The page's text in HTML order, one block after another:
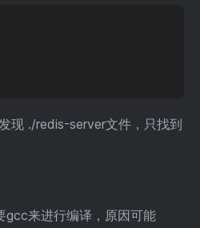
现 ./redis-server文件，只找到
gcc来进行编译，原因可能